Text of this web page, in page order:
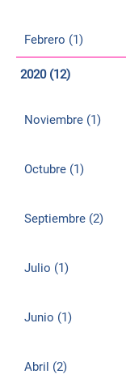
Febrero (1)
2020 (12)
Noviembre (1)
Octubre (1)
Septiembre (2)
Julio (1)
Junio (1)
Abril (2)